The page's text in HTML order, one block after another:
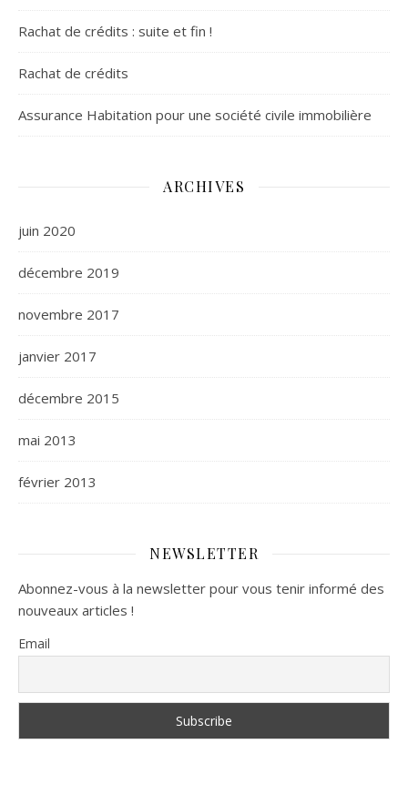
Rachat de crédits : suite et fin !
Rachat de crédits
Assurance Habitation pour une société civile immobilière
ARCHIVES
juin 2020
décembre 2019
novembre 2017
janvier 2017
décembre 2015
mai 2013
février 2013
NEWSLETTER
Abonnez-vous à la newsletter pour vous tenir informé des
nouveaux articles !
Email